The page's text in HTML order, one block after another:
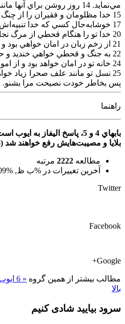
مي‌نمايد. 14 روز روشن‌ براي‌ آنها مانند شب‌ تاريك‌ است‌ و در آن‌ كورمال‌ كورمال‌ راه‌ مي‌روند.
15 خدا مظلومان‌ و فقيران‌ را از چنگ‌ ظالمان‌ مي‌رهاند. 16 او به‌ فقيران‌ اميد مي‌بخشد و دهان‌ ظالمان‌ را مي‌بندد.
17 خوشابه‌حال‌ كسي‌ كه‌ خدا تنبيه‌اش‌ مي‌كند. پس‌ وقتي‌ او تو را تنبيه‌ مي‌نمايد، دلگير نشو. 18 اگر خدا تو را مجروح‌ كند خودش‌ هم‌ زخمهايت‌ را مي‌بندد و تو را شفا مي‌بخشد 19 و از هر بلايي‌ مي‌رهاند.
20 خدا تو را هنگام‌ قحطي‌ از مرگ‌ نجات‌ خواهد داد و در موقع‌ جنگ‌ از دم‌ شمشير خواهد رهانيد.
21 از زخم‌ زبان‌ در امان‌ خواهي‌ بود و از هلاكت‌ محفوظ‌ خواهي‌ ماند.
22 به‌ جنگ‌ و قحطي‌ خواهي‌ خنديد و حيوانات‌ وحشي‌ به‌ تو آسيبي‌ نخواهد رسانيد. 23 زميني‌ كه‌ شخم‌ مي‌زني‌ خالي‌ از سنگ‌ خواهد بود و جانوران‌خطرناك‌ با تو در صلح‌ و صفا به‌ سر خواهند برد.
24 خانه‌ تو در امان‌ خواهد بود و از اموال‌ تو چيزي‌ دزديده‌ نخواهد شد.
پس‌ بخاطر خودت‌ نصيحت‌ مرا بشنو.
راهنما
بلايا و مصيبت‌هايش‌ رفع‌ خواهند شد (5 : 17 - 27).
مطالعه 2222 مرتبه
آخرین تغییرات در %ب ظ, %09 %646 %1394 %14:%بهمن
Twitter
Facebook
Google+
مطالب بیشتر از همین گروه « 6 ايوب: شكايت من بر حق است
بالا
سرود بیایید شادی کنیم